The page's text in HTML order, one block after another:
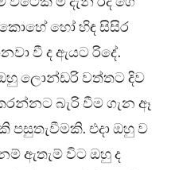
හෝ හිඳ සිසිර
වී ද ඇයට රිදේ.
ලොන්ඩරි වත්තට දිව
බැරි වීම ගැන ඈ
එදා ඔහු ව
ඇතැම් විට ඔහු ද